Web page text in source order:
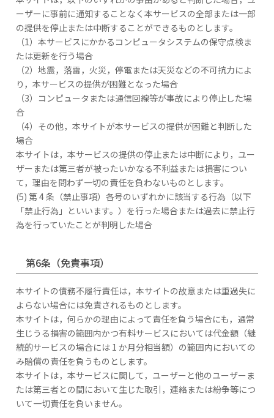
ーザーに事前に通知することなく本サービスの全部または一部
の提供を停止または中断することができるものとします。
（1）本サービスにかかるコンピュータシステムの保守点検ま
たは更新を行う場合
（2）地震，落雷，火災，停電または天災などの不可抗力によ
り，本サービスの提供が困難となった場合
（3）コンピュータまたは通信回線等が事故により停止した場
合
（4）その他，本サイトが本サービスの提供が困難と判断した
場合
本サイトは，本サービスの提供の停止または中断により，ユー
ザーまたは第三者が被ったいかなる不利益または損害につい
て，理由を問わず一切の責任を負わないものとします。
(5) 第 4 条（禁止事項）各号のいずれかに該当する行為（以下
「禁止行為」といいます。）を行った場合または過去に禁止行
為を行っていたことが判明した場合
第6条（免責事項）
本サイトの債務不履行責任は，本サイトの故意または重過失に
よらない場合には免責されるものとします。
本サイトは，何らかの理由によって責任を負う場合にも，通常
生じうる損害の範囲内かつ有料サービスにおいては代金額（継
続的サービスの場合には 1 か月分相当額）の範囲内においての
み賠償の責任を負うものとします。
本サイトは，本サービスに関して，ユーザーと他のユーザーま
たは第三者との間において生じた取引，連絡または紛争等につ
いて一切責任を負いません。